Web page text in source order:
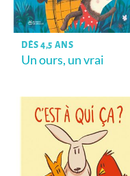
DÈS 4,5 ANS
Un ours, un vrai